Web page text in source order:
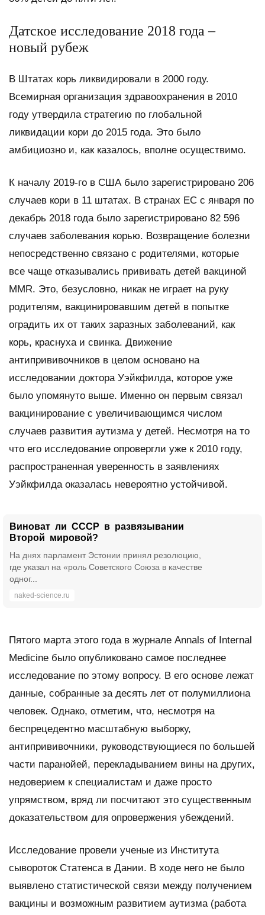
Датское исследование 2018 года –
новый рубеж
В Штатах корь ликвидировали в 2000 году.
Всемирная организация здравоохранения в 2010
году утвердила стратегию по глобальной
ликвидации кори до 2015 года. Это было
амбициозно и, как казалось, вполне осуществимо.
К началу 2019-го в США было зарегистрировано 206
случаев кори в 11 штатах. В странах ЕС с января по
декабрь 2018 года было зарегистрировано 82 596
случаев заболевания корью. Возвращение болезни
непосредственно связано с родителями, которые
все чаще отказывались прививать детей вакциной
MMR. Это, безусловно, никак не играет на руку
родителям, вакцинировавшим детей в попытке
оградить их от таких заразных заболеваний, как
корь, краснуха и свинка. Движение
антипрививочников в целом основано на
исследовании доктора Уэйкфилда, которое уже
было упомянуто выше. Именно он первым связал
вакцинирование с увеличивающимся числом
случаев развития аутизма у детей. Несмотря на то
что его исследование опровергли уже к 2010 году,
распространенная уверенность в заявлениях
Уэйкфилда оказалась невероятно устойчивой.
Виноват ли СССР в развязывании
Второй мировой?
На днях парламент Эстонии принял резолюцию,
где указал на «роль Советского Союза в качестве
одног...
naked-science.ru
Пятого марта этого года в журнале Annals of Internal
Medicine было опубликовано самое последнее
исследование по этому вопросу. В его основе лежат
данные, собранные за десять лет от полумиллиона
человек. Однако, отметим, что, несмотря на
беспрецедентно масштабную выборку,
антипрививочники, руководствующиеся по большей
части паранойей, перекладыванием вины на других,
недоверием к специалистам и даже просто
упрямством, вряд ли посчитают это существенным
доказательством для опровержения убеждений.
Исследование провели ученые из Института
сывороток Статенса в Дании. В ходе него не было
выявлено статистической связи между получением
вакцины и возможным развитием аутизма (работа